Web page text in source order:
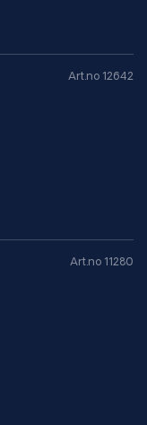
Art.no 12642
Art.no 11280